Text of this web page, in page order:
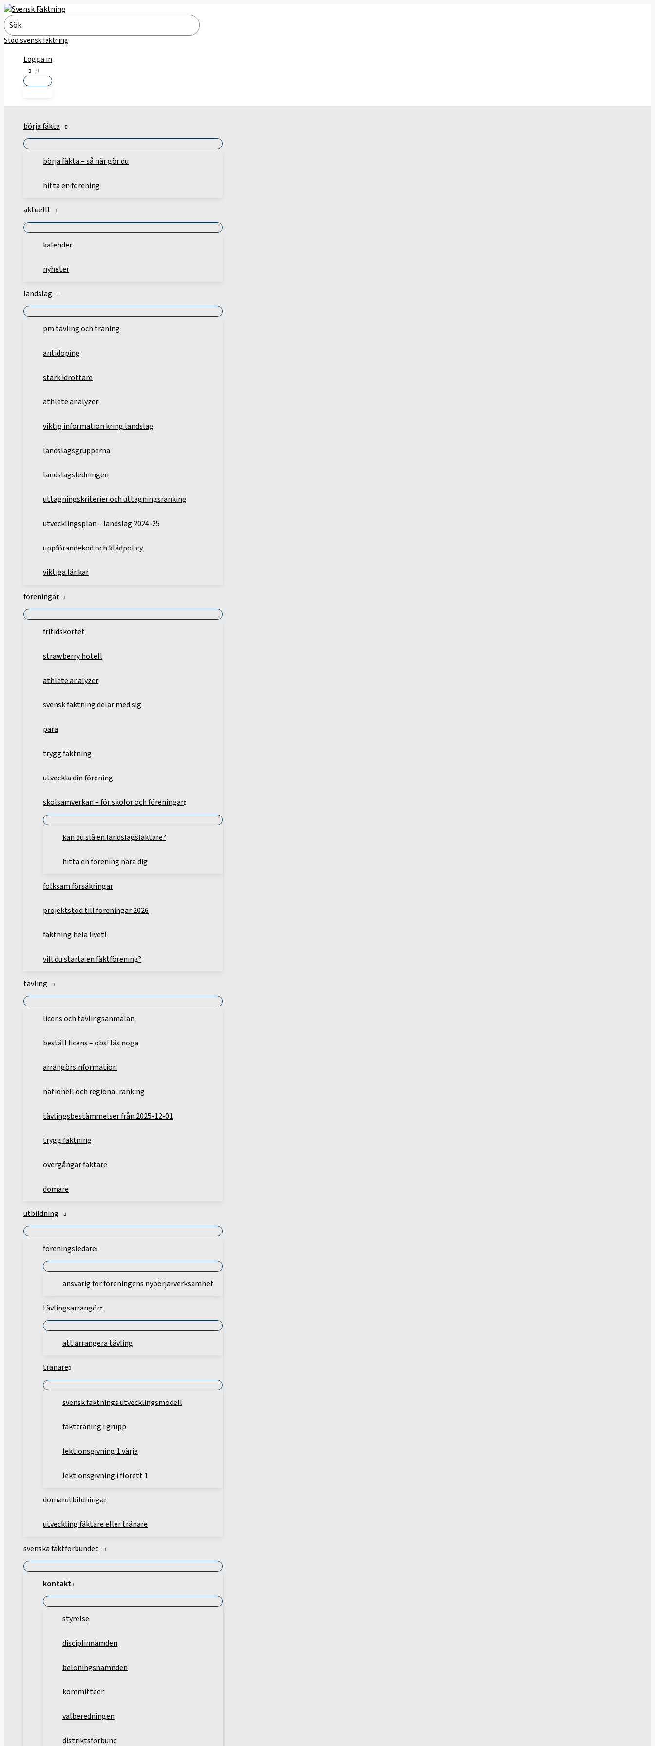
Hoppa
till
innehåll
Search
for:
Stöd svensk fäktning
Logga in
börja fäkta
börja fäkta – så här gör du
hitta en förening
aktuellt
kalender
nyheter
landslag
pm tävling och träning
antidoping
stark idrottare
athlete analyzer
viktig information kring landslag
landslagsgrupperna
landslagsledningen
uttagningskriterier och uttagningsranking
utvecklingsplan – landslag 2024-25
uppförandekod och klädpolicy
viktiga länkar
föreningar
fritidskortet
strawberry hotell
athlete analyzer
svensk fäktning delar med sig
para
trygg fäktning
utveckla din förening
skolsamverkan – för skolor och föreningar
kan du slå en landslagsfäktare?
hitta en förening nära dig
folksam försäkringar
projektstöd till föreningar 2026
fäktning hela livet!
vill du starta en fäktförening?
tävling
licens och tävlingsanmälan
beställ licens – obs! läs noga
arrangörsinformation
nationell och regional ranking
tävlingsbestämmelser från 2025-12-01
trygg fäktning
övergångar fäktare
domare
utbildning
föreningsledare
ansvarig för föreningens nybörjarverksamhet
tävlingsarrangör
att arrangera tävling
tränare
svensk fäktnings utvecklingsmodell
fäktträning i grupp
lektionsgivning 1 värja
lektionsgivning i florett 1
domarutbildningar
utveckling fäktare eller tränare
svenska fäktförbundet
kontakt
styrelse
disciplinnämden
belöningsnämnden
kommittéer
valberedningen
distriktsförbund